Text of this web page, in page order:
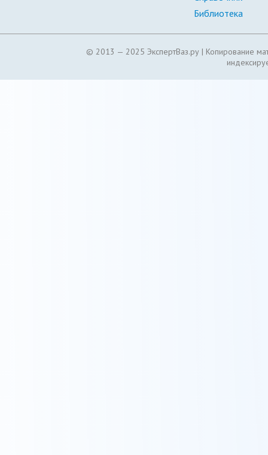
Библиотека
© 2013 — 2025 ЭкспертВаз.ру | Копирование